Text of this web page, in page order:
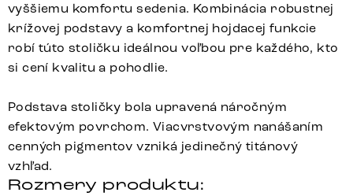
vyššiemu komfortu sedenia. Kombinácia robustnej
krížovej podstavy a komfortnej hojdacej funkcie
robí túto stoličku ideálnou voľbou pre každého, kto
si cení kvalitu a pohodlie.
Podstava stoličky bola upravená náročným
efektovým povrchom. Viacvrstvovým nanášaním
cenných pigmentov vzniká jedinečný titánový
vzhľad.
Rozmery produktu: